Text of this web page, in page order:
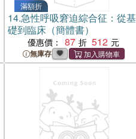
滿額折
14.急性呼吸窘迫綜合征：從基
礎到臨床（簡體書）
優惠價： 87 512
無庫存